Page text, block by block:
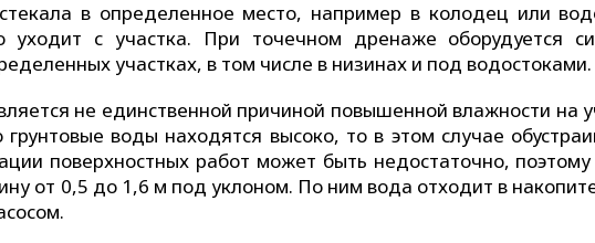
в определенное место, например в колодец или
уходит с участка. При точечном дренаже оборудуется
участках, в том числе в низинах и под водостоками.
не единственной причиной повышенной влажности на
воды находятся высоко, то в этом случае
поверхностных работ может быть недостаточно,
от 0,5 до 1,6 м под уклоном. По ним вода отходит в